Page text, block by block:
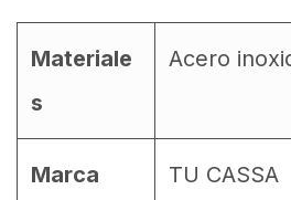
Materiale
s
Acero
Marca TU CASSA